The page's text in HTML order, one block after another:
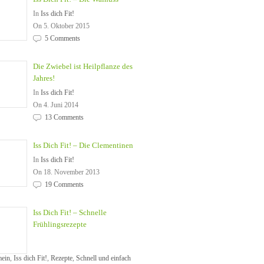
In Iss dich Fit!
On 5. Oktober 2015
5 Comments
Die Zwiebel ist Heilpflanze des
Jahres!
In Iss dich Fit!
On 4. Juni 2014
13 Comments
Iss Dich Fit! – Die Clementinen
In Iss dich Fit!
On 18. November 2013
19 Comments
Iss Dich Fit! – Schnelle
Frühlingsrezepte
, Iss dich Fit!, Rezepte, Schnell und einfach